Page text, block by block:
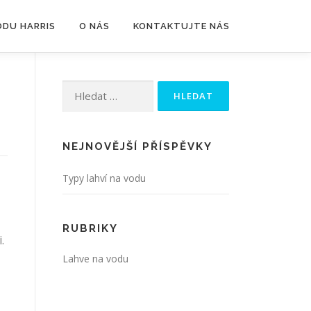
HARRIS O NÁS KONTAKTUJTE NÁS
Vyhledávání
NEJNOVĚJŠÍ PŘÍSPĚVKY
Typy lahví na vodu
RUBRIKY
Lahve na vodu